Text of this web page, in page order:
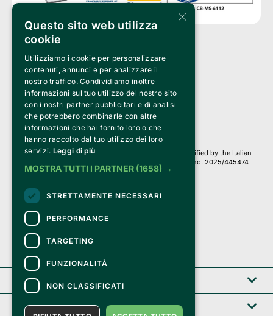
Clappit is a trademark of:
Bemils Srl
a Socio Unico
Via Fosse Ardeatine, 4 -20092 Cinisello Balsamo (MI)
PI 05589050961
Iscr. C.C.I.A.A. Milano R.E.A. 1833471
© 2010-2025 Bemils Srl - All rights reserved
Credits:
Clappit is based on the Belive 6.2 ticketing platform, certified by the Italian
Revenue Agency (Agenzia delle Entrate) under protocol no. 2025/445474
dated November 6, 2025.
they are secure and protected by an SSL certificate
with 128-bit encryption.
Clappit
Help center
×
Questo sito web utilizza
cookie
Utilizziamo i cookie per personalizzare
contenuti, annunci e per analizzare il
nostro traffico. Condividiamo inoltre
informazioni sul tuo utilizzo del nostro sito
con i nostri partner pubblicitari e di analisi
che potrebbero combinarle con altre
informazioni che hai fornito loro o che
hanno raccolto dal tuo utilizzo dei loro
servizi. Leggi di più
MOSTRA TUTTI I PARTNER (1658) →
STRETTAMENTE NECESSARI
PERFORMANCE
TARGETING
FUNZIONALITÀ
NON CLASSIFICATI